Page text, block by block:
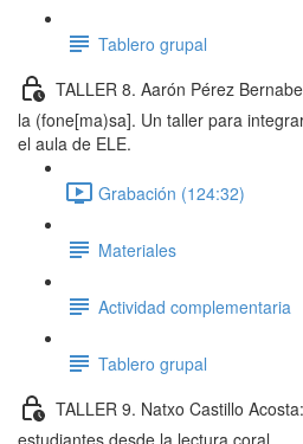
Tablero grupal
TALLER 8. Aarón Pérez
la (fone[ma)sa]. Un taller para
el aula de ELE.
Grabación (124:32)
Materiales
Actividad complementaria
Tablero grupal
TALLER 9. Natxo Castillo
estudiantes desde la lectura coral